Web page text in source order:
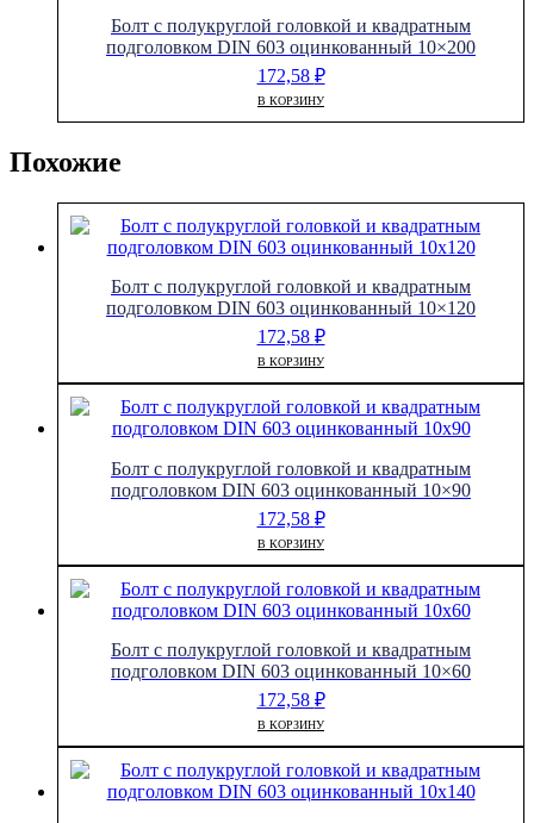
Болт с полукруглой головкой и квадратным
подголовком DIN 603 оцинкованный 10×200
172,58 ₽
В КОРЗИНУ
Похожие
Болт с полукруглой головкой и квадратным
подголовком DIN 603 оцинкованный 10×120
172,58 ₽
В КОРЗИНУ
Болт с полукруглой головкой и квадратным
подголовком DIN 603 оцинкованный 10×90
172,58 ₽
В КОРЗИНУ
Болт с полукруглой головкой и квадратным
подголовком DIN 603 оцинкованный 10×60
172,58 ₽
В КОРЗИНУ